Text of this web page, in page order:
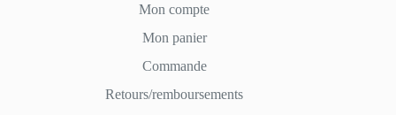
Mon compte
Mon panier
Commande
Retours/remboursements